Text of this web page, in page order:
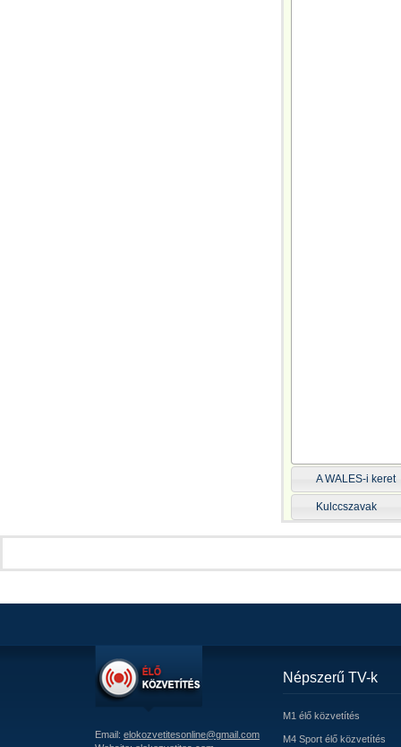
A WALES-i keret
Kulccszavak
Email: elokozvetitesonline@gmail.com
Népszerű TV-k
M1 élő közvetítés
M4 Sport élő közvetítés